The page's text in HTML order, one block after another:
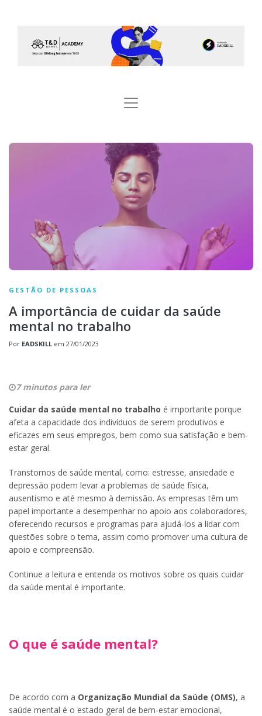
GESTÃO DE PESSOAS
A importância de cuidar da saúde
mental no trabalho
Por EADSKILL em 27/01/2023
7 minutos para ler
Cuidar da saúde mental no trabalho é importante porque
afeta a capacidade dos indivíduos de serem produtivos e
eficazes em seus empregos, bem como sua satisfação e bem-
estar geral.
Transtornos de saúde mental, como: estresse, ansiedade e
depressão podem levar a problemas de saúde física,
ausentismo e até mesmo à demissão. As empresas têm um
papel importante a desempenhar no apoio aos colaboradores,
oferecendo recursos e programas para ajudá-los a lidar com
questões sobre o tema, assim como promover uma cultura de
apoio e compreensão.
Continue a leitura e entenda os motivos sobre os quais cuidar
da saúde mental é importante.
O que é saúde mental?
De acordo com a Organização Mundial da Saúde (OMS), a
saúde mental é o estado geral de bem-estar emocional,